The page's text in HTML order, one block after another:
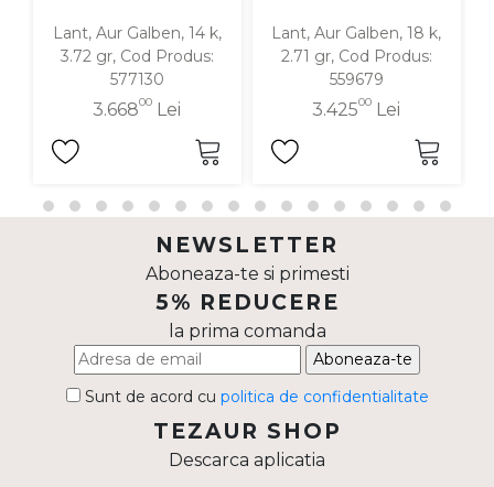
Lant, Aur Galben, 14 k,
3.72 gr, Cod Produs:
577130
3.66800 Lei
Lant, Aur Galben, 18 k,
2.71 gr, Cod Produs:
559679
3.42500 Lei
NEWSLETTER
Aboneaza-te si primesti
5% REDUCERE
la prima comanda
Aboneaza-te
Sunt de acord cu politica de confidentialitate
TEZAUR SHOP
Descarca aplicatia